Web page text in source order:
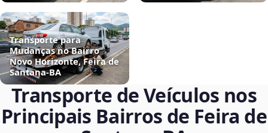
Transporte para
Mudanças no Bairro
Novo Horizonte, Feira de
Santana‑BA
Transporte de Veículos nos
Principais Bairros de Feira de